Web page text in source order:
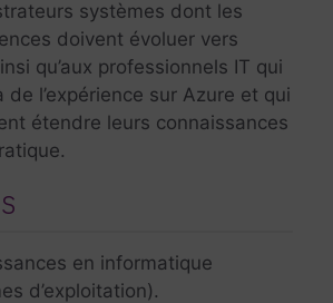
systèmes dont les
doivent évoluer vers
qu’aux professionnels IT qui
de l’expérience sur Azure et qui
étendre leurs connaissances
en informatique
d’exploitation).